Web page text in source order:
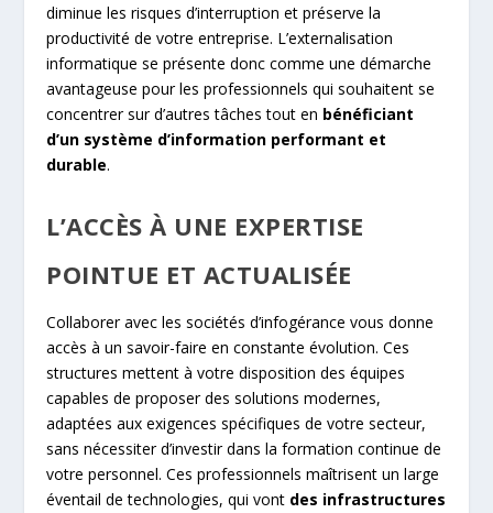
diminue les risques d’interruption et préserve la
productivité de votre entreprise. L’externalisation
informatique se présente donc comme une démarche
avantageuse pour les professionnels qui souhaitent se
concentrer sur d’autres tâches tout en bénéficiant
d’un système d’information performant et
durable.
L’ACCÈS À UNE EXPERTISE
POINTUE ET ACTUALISÉE
Collaborer avec les sociétés d’infogérance vous donne
accès à un savoir-faire en constante évolution. Ces
structures mettent à votre disposition des équipes
capables de proposer des solutions modernes,
adaptées aux exigences spécifiques de votre secteur,
sans nécessiter d’investir dans la formation continue de
votre personnel. Ces professionnels maîtrisent un large
éventail de technologies, qui vont des infrastructures